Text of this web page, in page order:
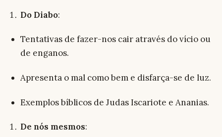
Do Diabo:
Tentativas de fazer-nos cair através do vício ou
de enganos.
Apresenta o mal como bem e disfarça-se de luz.
Exemplos bíblicos de Judas Iscariote e Ananias.
De nós mesmos: